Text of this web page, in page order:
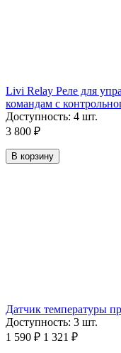
Livi Relay Реле для
командам с
Доступность: 4 шт.
3 800 ₽
В корзину
Датчик температуры
Доступность: 3 шт.
1 590 ₽ 1 321 ₽